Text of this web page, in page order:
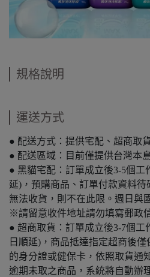
規格說明
運送方式
● 配送方式：提供宅配、超商取
● 配送區域：目前僅提供台灣本
● 黑貓宅配：訂單成立後3-5個工
延)，預購商品、訂單付款資料
無法收貨，則不在此限。週日與
※請留意收件地址請勿填寫郵政
● 超商取貨：訂單成立後3-7個工
日順延)，商品抵達指定超商後
的身分證或健保卡，依照取貨通
逾期未取之商品，系統將自動辦